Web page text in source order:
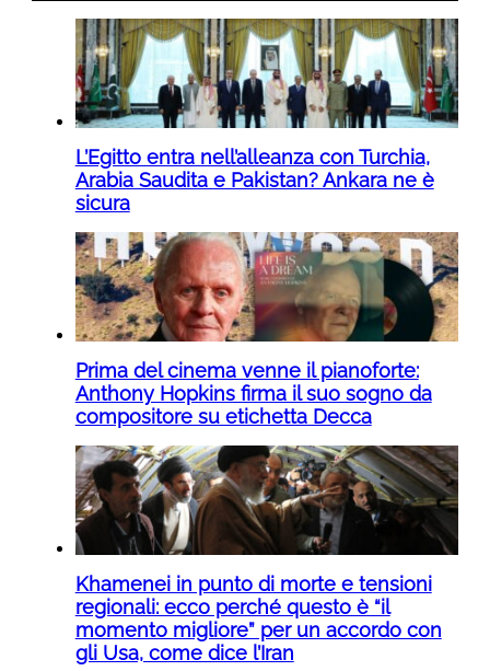
L’Egitto entra nell’alleanza con Turchia,
Arabia Saudita e Pakistan? Ankara ne è
sicura
Prima del cinema venne il pianoforte:
Anthony Hopkins firma il suo sogno da
compositore su etichetta Decca
Khamenei in punto di morte e tensioni
regionali: ecco perché questo è “il
momento migliore” per un accordo con
gli Usa, come dice l’Iran